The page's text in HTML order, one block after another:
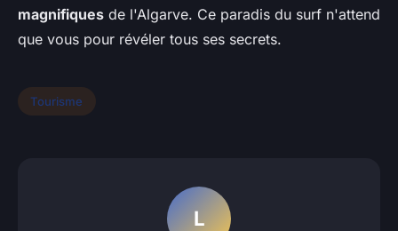
magnifiques de l'Algarve. Ce paradis du surf n'attend
que vous pour révéler tous ses secrets.
Tourisme
L